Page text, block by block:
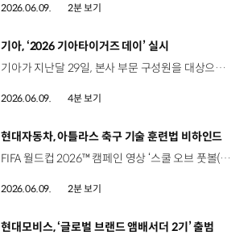
2026.06.09. 2분 보기
[동영상]
기아, ‘2026 기아타이거즈 데이’ 실시
기아가 지난달 29일, 본사 부문 구성원을 대상으로, ‘2026 기아타이거즈 데이’를 진행했습니다. 구성원들이 함께 기아타이거즈 경기를 관람하면서 ‘One Team DNA’를 확인하는 시간이었는데요. 기아 피플앤컬처팀 라선아 책임매니저가 현장에서 소식 전해드립니다. 기아타이거즈 데이는 구성원들의 소속감과 자긍심을 높이기 위한 행사로, ‘기아만의 아이덴티티’를 강화하는 시간으로 채워졌는데요. 송호성 사장 / 기아 대표이사많은 우리 구성원들이 기아 승리를 위해서 한마음이 돼서 이렇게 잠실에 모이게 됐습니다. 여러분 오늘도 열심히 응원해서 기아 승리를 기원합시다. 기아 파이팅! 경기관람 전 양재사옥에서는 구성원의 결속력을 강화하기 위한 다채로운 프로그램이 진행됐습니다. 괜찮아, 좋아. 인간다워 매니저 님, 긴장 풀어요. 하나 둘 셋, 파이팅!(볼 던진 뒤, 팀원들 환호 소리) 이날, 기아 구성원들은 ‘One Team Spirit’을 위해 필요한 것을 알아보는 야구공 던지기 게임과 럭키드로우, 팀별 응원 메시지 작성 등 팀 단위 활동을 통해 구성원끼리 결속력을 다지는 시간을 가졌습니다. 송영동 팀장 / 기아 글로벌제조품질운영1팀오늘 오랜만에 저희 팀원들과 단합을 할 수 있는 기회를 주신 회사에 정말 감사드리고 오늘 기아타이거즈가 우승할 수 있도록 응원하겠습니다. 김미숙 책임매니저 / 기아 글로벌제조품질운영1팀이렇게 기아타이거즈와 ‘원팀’을 할 수 있는 기회 만들어주셔서 감사하고요. 매년 행사해줘서 제가 굿즈가 많이 늘어나는 것 같습니다. 소확행 할 수 있게 해 주신 회사에 감사드립니다. 사전 프로그램의 뜨거운 열기는 잠실야구장에서 열린 기아타이거즈 경기의 응원으로 이어졌는데요. 라선아 책임매니저 / 기아 피플앤컬처팀저는 ‘2026 기아타이거즈 데이’가 열리고 있는 잠실 야구장에 와 있습니다. 색다른 공간에 와서 동료들과 함께하는 응원을 통해 기아의 가치와 행동을 체감하는 시간입니다. 이날 경기장에는 2,000여 명의 기아 본사 부문 구성원들을 위한 전용 부스가 마련됐고, 자체 제작한 응원 굿즈와 FB 등 다양한 편의를 제공해 큰 호응을 얻었습니다. 오석현 매니저 / 기아 글로벌사업운영팀‘기아타이거즈 데이’ 때는 늘 날씨가 좋았던 것 같은데, 오랜만에 팀원 분들이랑 같이 기아 야구를 응원하게 돼서 정말 영광입니다. 심아영 책임매니저 / 기아 반도체개발전략팀오늘 ‘기아타이거즈 데이’ 행사 올 수 있게 돼서 정말 좋고요. 맨날 사무실에서만 있던 동료들이랑 밖에 나와서 좋은 날씨에 기아타이거즈를 응원할 수 있게 되어서 정말 좋습니다. 이날, 기아 본사 부문 구성원들은 기아타이거즈 데이를 통해 일상을 벗어나 동료들과 함께 응원하면서, 특별한 재충전의 시간을 가졌습니다. 홍정주 팀장 / 기아 글로벌사업관리팀오늘 팀원들하고 오랜만에 밖에 나와서 같이 응원하니까 정말 좋고요. 이 열기와 협동감을 가지고 사무실에서도 더 잘 일할 수 있을 것 같다는 느낌이 듭니다. 파이팅! ‘2026 기아타이거즈 데이’는 오는 7월까지 각 사업장별로 진행되며, 구성원들에게 ‘One Team’이라는 메시지를 각인할 예정입니다. 라선아 책임매니저 / 기아 피플앤컬처팀오늘 기아 구성원들의 응원의 열기가 무척 뜨거웠는데요. 기아만의 아이덴티티를 강화할 수 있었던 아주 뜻깊은 시간이었습니다. 앞으로도 기아는 위기를 동료와 함께 풀어나가는 문화를 만들어 갈 예정입니다.
2026.06.09. 4분 보기
[동영상]
현대자동차, 아틀라스 축구 기술 훈련법 비하인드
FIFA 월드컵 2026™ 캠페인 영상 ‘스쿨 오브 풋볼(School of Football)’ 아틀라스의 축구 기술 훈련법 비하인드를 담은‘School of Football 메이킹 필름’ 공개 Yeuhi Abe / Team Manager / 보스턴다이나믹스축구는 인간 신체 능력의 정점에 있는 스포츠입니다. 선수들이 보여주는 신체 움직임은 놀라운 수준이죠. 그런 수준이 바로 저희가 로봇에게도 구현하고자 하는 목표입니다.Football is the height of human physical capability. We see human athletes perform amazing acts of physicality every day. That's a bar that we want to achieve for our robots as well. 세계적 축구 선수들의 생체역학과 움직임 패턴에서 영감을 받은 학습 프로그램 설계 모션캡처 시스템으로 동작 수집(Motion Capture) 아틀라스의 신체 구조에 맞게리타게팅 과정 수행(Retargeting) (Reinforcement Learning)강화학습을 활용해동작을 반복적으로 학습 시뮬레이션 검증 선행 후 실제 환경에서 고난도 동적 움직임까지 구현 성공 Roberto Shu / Senior Staff Research Engineer / 보스턴다이나믹스 로보틱스의 미래를 준비하는 가장 좋은 방법은 아틀라스가 아직 해보지 못한 움직임에 도전하게 만드는 것입니다. 사람에게는 공을 차는 동작이 단순하지만, 아틀라스와 같은 로봇에게는 매우 복잡한 과제입니다. 공의 위치를 인식하고, 공 쪽으로 이동한 뒤 킥까지 이어져야 할테죠. 이 모든 과정을 어떻게 하나로 연결할 수 있을지 저희도 배우고 있습니다. The best way to prepare for a future of robotics is to push Atlas to perform motions that it has never done before. A simple task for us, like kicking a ball, is very, very difficult for a human like Atlas. It has to first figure out where the ball is, move towards the ball, and then perform a kicking motion. So how do we combine all that together. So we're learning from it. 휴머노이드 로봇의 물리적 제어 한계에 대한 아틀라스의 도전 모든 관절을 하나의 시스템처럼 통합 제어하는‘전신 제어’ 기술력 입증(Whole-body control) Seth Davis / Sr. Program Manager / 보스턴다이나믹스아틀라스가 축구를 학습하는 과정에서 개발한 기술과 방법들은 앞으로의 개발 프로세스에도 계속 활용될 것입니다. The things that we've had to build to allow Atlas to learn soccer are going to become part of the process going forward. 주석현 매니저 / 현대차 브랜드커뮤니케이션팀현대차는 모든 기술의 발전이 언제나 인간을 중심으로 이뤄져야 한다고 믿습니다. 그리고 축구만큼 인간적인 것이 있을까요?At Hyundai, we believe every big step in technology should be anchored in humanity. And what's more human than football? 축구를 통해 배운 사람의 자연스러운 움직임 단순 모방을 넘어 동작을 자신에 맞게 스스로 최적화한 아틀라스 물류·제조 현장에서의 작업 수행 능력으로 확장 가능 “무한한 잠재력과 끝없는 한계,아틀라스의 도전은 계속됩니다.”
2026.06.09. 2분 보기
[동영상]
현대모비스, ‘글로벌 브랜드 앰배서더 2기’ 출범